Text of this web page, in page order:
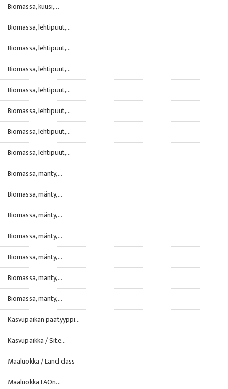
Biomassa, kuusi,...
Biomassa, lehtipuut,...
Biomassa, lehtipuut,...
Biomassa, lehtipuut,...
Biomassa, lehtipuut,...
Biomassa, lehtipuut,...
Biomassa, lehtipuut,...
Biomassa, lehtipuut,...
Biomassa, mänty,...
Biomassa, mänty,...
Biomassa, mänty,...
Biomassa, mänty,...
Biomassa, mänty,...
Biomassa, mänty,...
Biomassa, mänty,...
Kasvupaikan päätyyppi...
Kasvupaikka / Site...
Maaluokka / Land class
Maaluokka FAOn...